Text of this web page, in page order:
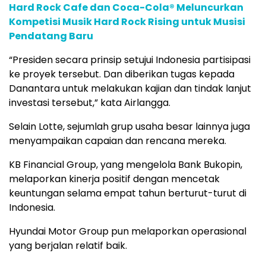
Hard Rock Cafe dan Coca-Cola® Meluncurkan
Kompetisi Musik Hard Rock Rising untuk Musisi
Pendatang Baru
“Presiden secara prinsip setujui Indonesia partisipasi
ke proyek tersebut. Dan diberikan tugas kepada
Danantara untuk melakukan kajian dan tindak lanjut
investasi tersebut,” kata Airlangga.
Selain Lotte, sejumlah grup usaha besar lainnya juga
menyampaikan capaian dan rencana mereka.
KB Financial Group, yang mengelola Bank Bukopin,
melaporkan kinerja positif dengan mencetak
keuntungan selama empat tahun berturut-turut di
Indonesia.
Hyundai Motor Group pun melaporkan operasional
yang berjalan relatif baik.